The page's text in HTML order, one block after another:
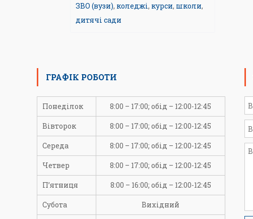
ЗВО (вузи), коледжі, курси, школи,
дитячі сади
ГРАФІК РОБОТИ
Понеділок 8:00 – 17:00; обід – 12:00-12:45
Вівторок 8:00 – 17:00; обід – 12:00-12:45
Середа 8:00 – 17:00; обід – 12:00-12:45
Четвер 8:00 – 17:00; обід – 12:00-12:45
П’ятниця 8:00 – 16:00; обід – 12:00-12:45
Субота Вихідний